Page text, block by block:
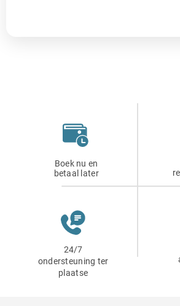
Boek nu en
betaal later
24/7
ondersteuning ter
plaatse